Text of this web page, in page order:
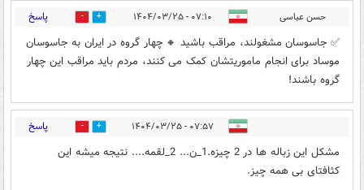
حسن عباسی ۰۷:۱۰ - ۱۴۰۴/۰۳/۲۵ 2 پاسخ
✅ جاسوسان مشغولند، مراقب باشید 🔸 چهار گروه در ایران به جاسوسان
موساد برای انجام ماموریتشان کمک می کنند، مردم باید مراقب این چهار
گروه باشند!
۰۷:۵۷ - ۱۴۰۴/۰۳/۲۵ 4 پاسخ
مشکل این زباله ها در 2 چیزه.1_ن... 2_لقمه.... نتیجه میشه این
کثافتای بی همه چیز.